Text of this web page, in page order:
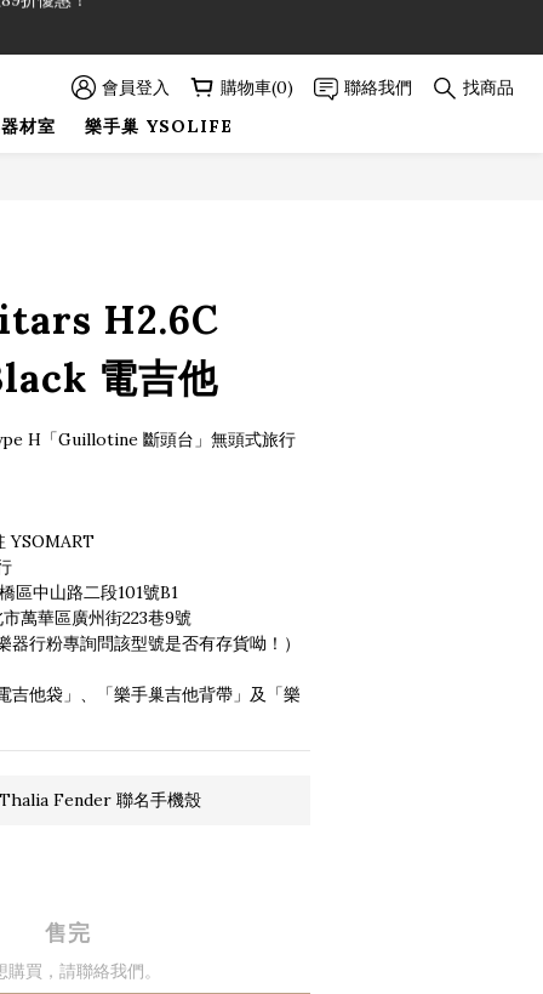
折優惠！ 會員登入 購物車(0) 聯絡我們
找商品
材室 樂手巢 YSOLIFE
H2.6C
電吉他
H「Guillotine 斷頭台」無頭式旅行
YSOMART
區中山路二段101號B1
萬華區廣州街223巷9號
器行粉專詢問該型號是否有存貨呦！）
吉他袋」、「樂手巢吉他背帶」及「樂
Fender 聯名手機殼
售完
購買，請聯絡我們。